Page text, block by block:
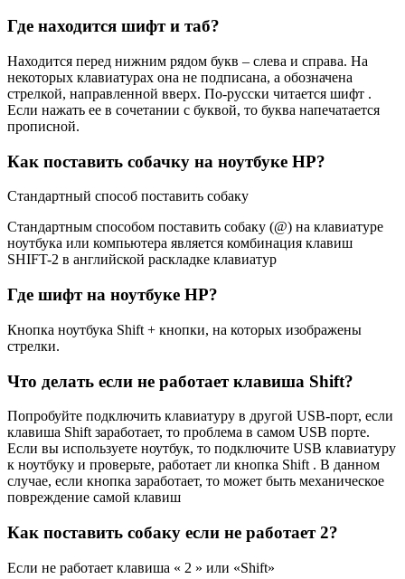
Где находится шифт и таб?
Находится перед нижним рядом букв – слева и справа. На
некоторых клавиатурах она не подписана, а обозначена
стрелкой, направленной вверх. По-русски читается шифт .
Если нажать ее в сочетании с буквой, то буква напечатается
прописной.
Как поставить собачку на ноутбуке HP?
Стандартный способ поставить собаку
Стандартным способом поставить собаку (@) на клавиатуре
ноутбука или компьютера является комбинация клавиш
SHIFT-2 в английской раскладке клавиатур
Где шифт на ноутбуке HP?
Кнопка ноутбука Shift + кнопки, на которых изображены
стрелки.
Что делать если не работает клавиша Shift?
Попробуйте подключить клавиатуру в другой USB-порт, если
клавиша Shift заработает, то проблема в самом USB порте.
Если вы используете ноутбук, то подключите USB клавиатуру
к ноутбуку и проверьте, работает ли кнопка Shift . В данном
случае, если кнопка заработает, то может быть механическое
повреждение самой клавиш
Как поставить собаку если не работает 2?
Если не работает клавиша « 2 » или «Shift»